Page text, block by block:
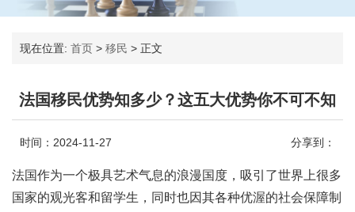
现在位置: 首页 > 移民 > 正文
法国移民优势知多少？这五大优势你不可不知
时间：2024-11-27 分享到：
法国作为一个极具艺术气息的浪漫国度，吸引了世界上很多
国家的观光客和留学生，同时也因其各种优渥的社会保障制